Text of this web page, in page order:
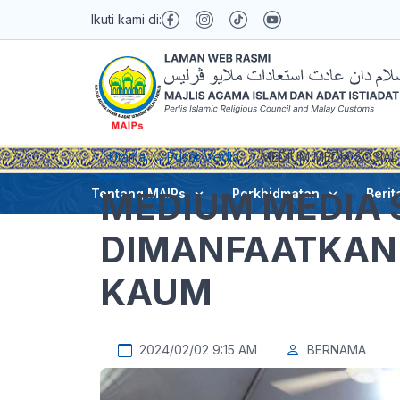
Ikuti kami di:
Tentang MAIPs Perkhidmatan
Utama Pusat Media MEDIUM MEDIA
MEDIUM MEDIA
KAUM
2024/02/02 9:15 AM BERNAMA